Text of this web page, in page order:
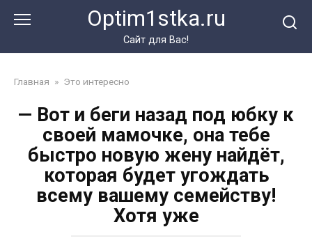
Optim1stka.ru
Сайт для Вас!
Главная » Это интересно
— Вот и беги назад под юбку к
своей мамочке, она тебе
быстро новую жену найдёт,
которая будет угождать
всему вашему семейству!
Хотя уже